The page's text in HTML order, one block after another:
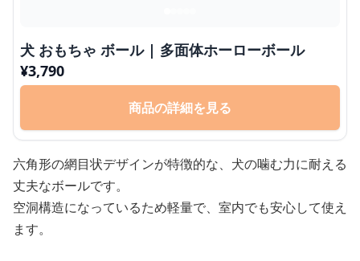
犬 おもちゃ ボール | 多面体ホーローボール
¥3,790
商品の詳細を見る
六角形の網目状デザインが特徴的な、犬の噛む力に耐える
丈夫なボールです。
空洞構造になっているため軽量で、室内でも安心して使え
ます。